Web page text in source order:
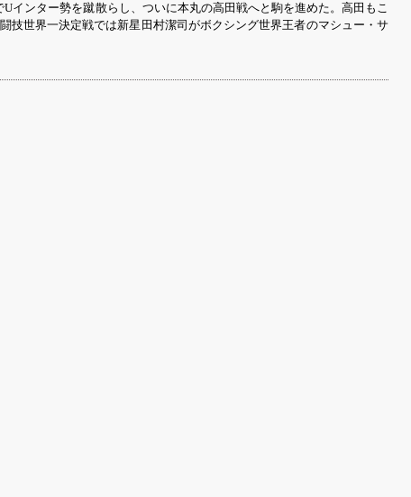
インター勢を蹴散らし、ついに本丸の高田戦へと駒を進めた。高田もこ
技世界一決定戦では新星田村潔司がボクシング世界王者のマシュー・サ